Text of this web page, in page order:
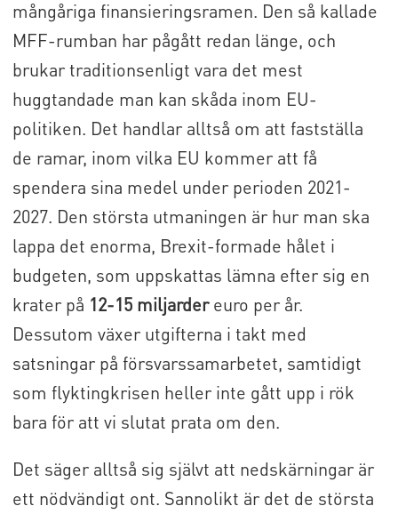
mångåriga finansieringsramen. Den så kallade
MFF-rumban har pågått redan länge, och
brukar traditionsenligt vara det mest
huggtandade man kan skåda inom EU-
politiken. Det handlar alltså om att fastställa
de ramar, inom vilka EU kommer att få
spendera sina medel under perioden 2021-
2027. Den största utmaningen är hur man ska
lappa det enorma, Brexit-formade hålet i
budgeten, som uppskattas lämna efter sig en
krater på 12-15 miljardereuro per år.
Dessutom växer utgifterna i takt med
satsningar på försvarssamarbetet, samtidigt
som flyktingkrisen heller inte gått upp i rök
bara för att vi slutat prata om den.
Det säger alltså sig självt att nedskärningar är
ett nödvändigt ont. Sannolikt är det de största